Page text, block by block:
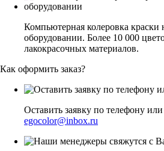
Компьютерная колеровка
оборудовании. Более 10 000
лакокрасочных материалов.
Как оформить заказ?
Оставить заявку по телефону
egocolor@inbox.ru